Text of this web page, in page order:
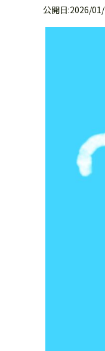
公開日:2026/